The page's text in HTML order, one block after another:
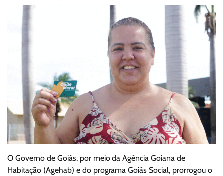
O Governo de Goiás, por meio da Agência Goiana de
Habitação (Agehab) e do programa Goiás Social, prorrogou o